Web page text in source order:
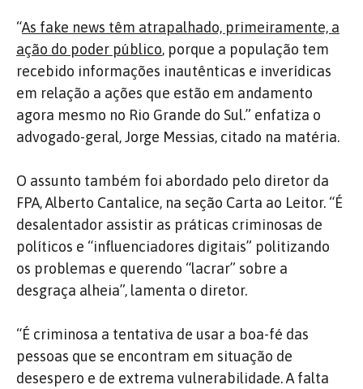
“As fake news têm atrapalhado, primeiramente, a
ação do poder público, porque a população tem
recebido informações inautênticas e inverídicas
em relação a ações que estão em andamento
agora mesmo no Rio Grande do Sul.” enfatiza o
advogado-geral, Jorge Messias, citado na matéria.
O assunto também foi abordado pelo diretor da
FPA, Alberto Cantalice, na seção Carta ao Leitor. “É
desalentador assistir as práticas criminosas de
políticos e “influenciadores digitais” politizando
os problemas e querendo “lacrar” sobre a
desgraça alheia”, lamenta o diretor.
“É criminosa a tentativa de usar a boa-fé das
pessoas que se encontram em situação de
desespero e de extrema vulnerabilidade. A falta